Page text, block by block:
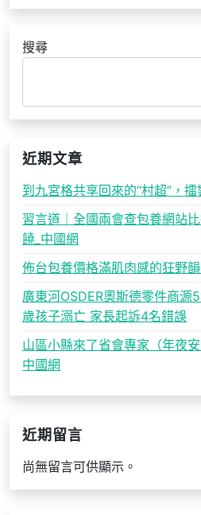
搜尋
近期文章
到九宮格共享回來的“村超”，
習言道｜全國兩會查包養網站
饒_中國網
佈台包養價格滿肌肉感的狂野
廣東河OSDER奧斯德零件商源
歲孩子溺亡 家長起訴4名錯誤
山區小縣來了省會專家（年夜
中國網
近期留言
尚無留言可供顯示。